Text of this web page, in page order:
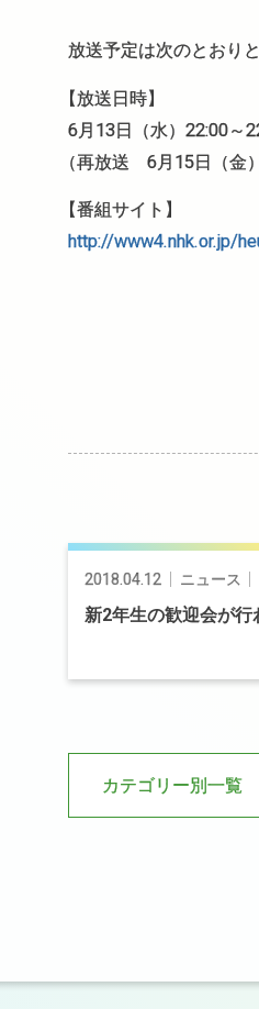
放送予定は次のとおり
【放送日時】
6月13日（水）22:00～
（再放送 6月15日（金
【番組サイト】
http://www4.nhk.or.jp/
投
稿
ゲ
ョ
2018.04.12 ニュース
新2年生の歓迎会が行